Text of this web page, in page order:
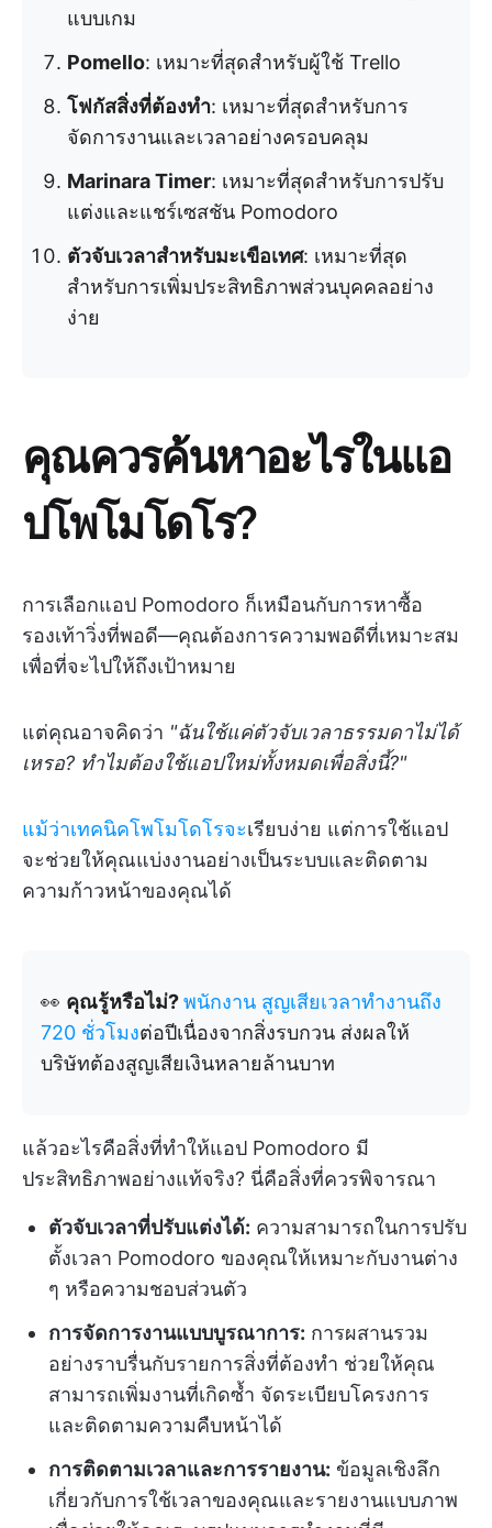
แบบเกม
Pomello: เหมาะที่สุดสำหรับผู้ใช้ Trello
โฟกัสสิ่งที่ต้องทำ: เหมาะที่สุดสำหรับการ
จัดการงานและเวลาอย่างครอบคลุม
Marinara Timer: เหมาะที่สุดสำหรับการปรับ
แต่งและแชร์เซสชัน Pomodoro
ตัวจับเวลาสำหรับมะเขือเทศ: เหมาะที่สุด
สำหรับการเพิ่มประสิทธิภาพส่วนบุคคลอย่าง
ง่าย
คุณควรค้นหาอะไรในแอ
ปโพโมโดโร?
การเลือกแอป Pomodoro ก็เหมือนกับการหาซื้อ
รองเท้าวิ่งที่พอดี—คุณต้องการความพอดีที่เหมาะสม
เพื่อที่จะไปให้ถึงเป้าหมาย
แต่คุณอาจคิดว่า "ฉันใช้แค่ตัวจับเวลาธรรมดาไม่ได้
เหรอ? ทำไมต้องใช้แอปใหม่ทั้งหมดเพื่อสิ่งนี้?"
แม้ว่าเทคนิคโพโมโดโรจะเรียบง่าย แต่การใช้แอป
จะช่วยให้คุณแบ่งงานอย่างเป็นระบบและติดตาม
ความก้าวหน้าของคุณได้
👀 คุณรู้หรือไม่?พนักงาน สูญเสียเวลาทำงานถึง
720 ชั่วโมงต่อปีเนื่องจากสิ่งรบกวน ส่งผลให้
บริษัทต้องสูญเสียเงินหลายล้านบาท
แล้วอะไรคือสิ่งที่ทำให้แอป Pomodoro มี
ประสิทธิภาพอย่างแท้จริง? นี่คือสิ่งที่ควรพิจารณา
ตัวจับเวลาที่ปรับแต่งได้: ความสามารถในการปรับ
ตั้งเวลา Pomodoro ของคุณให้เหมาะกับงานต่าง
ๆ หรือความชอบส่วนตัว
การจัดการงานแบบบูรณาการ: การผสานรวม
อย่างราบรื่นกับรายการสิ่งที่ต้องทำ ช่วยให้คุณ
สามารถเพิ่มงานที่เกิดซ้ำ จัดระเบียบโครงการ
และติดตามความคืบหน้าได้
การติดตามเวลาและการรายงาน: ข้อมูลเชิงลึก
เกี่ยวกับการใช้เวลาของคุณและรายงานแบบภาพ